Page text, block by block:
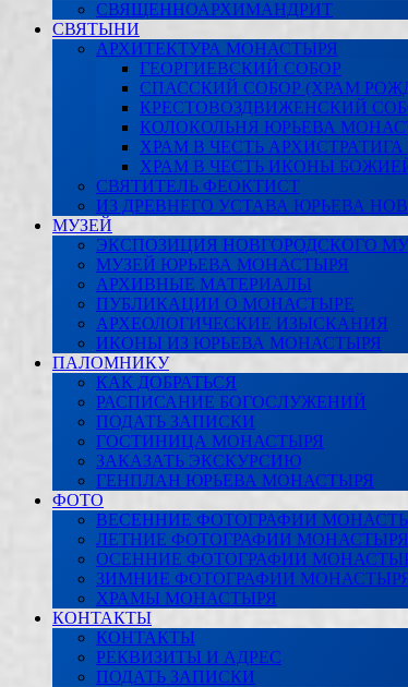
СВЯЩЕННОАРХИМАНДРИТ
СВЯТЫНИ
АРХИТЕКТУРА МОНАСТЫРЯ
ГЕОРГИЕВСКИЙ СОБОР
СПАССКИЙ СОБОР (ХРАМ
КРЕСТОВОЗДВИЖЕНСКИЙ
КОЛОКОЛЬНЯ ЮРЬЕВА
ХРАМ В ЧЕСТЬ
ХРАМ В ЧЕСТЬ ИКОНЫ
СВЯТИТЕЛЬ ФЕОКТИСТ
ИЗ ДРЕВНЕГО УСТАВА ЮРЬЕВА
МУЗЕЙ
ЭКСПОЗИЦИЯ НОВГОРОДСКОГО
МУЗЕЙ ЮРЬЕВА МОНАСТЫРЯ
АРХИВНЫЕ МАТЕРИАЛЫ
ПУБЛИКАЦИИ О МОНАСТЫРЕ
АРХЕОЛОГИЧЕСКИЕ ИЗЫСКАНИЯ
ИКОНЫ ИЗ ЮРЬЕВА МОНАСТЫРЯ
ПАЛОМНИКУ
КАК ДОБРАТЬСЯ
РАСПИСАНИЕ БОГОСЛУЖЕНИЙ
ПОДАТЬ ЗАПИСКИ
ГОСТИНИЦА МОНАСТЫРЯ
ЗАКАЗАТЬ ЭКСКУРСИЮ
ГЕНПЛАН ЮРЬЕВА МОНАСТЫРЯ
ФОТО
ВЕСЕННИЕ ФОТОГРАФИИ
ЛЕТНИЕ ФОТОГРАФИИ МОНАСТЫРЯ
ОСЕННИЕ ФОТОГРАФИИ
ЗИМНИЕ ФОТОГРАФИИ
ХРАМЫ МОНАСТЫРЯ
КОНТАКТЫ
КОНТАКТЫ
РЕКВИЗИТЫ И АДРЕС
ПОДАТЬ ЗАПИСКИ